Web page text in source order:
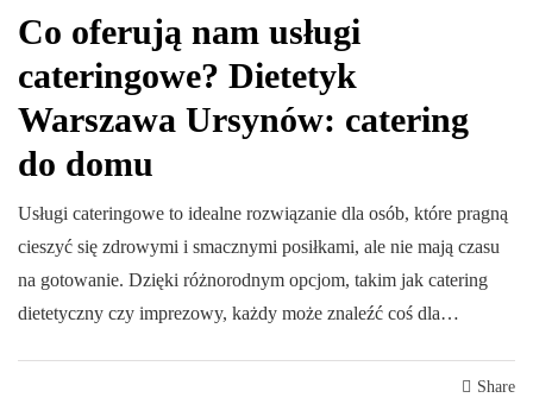
Co oferują nam usługi
cateringowe? Dietetyk
Warszawa Ursynów: catering
do domu
Usługi cateringowe to idealne rozwiązanie dla osób, które pragną
cieszyć się zdrowymi i smacznymi posiłkami, ale nie mają czasu
na gotowanie. Dzięki różnorodnym opcjom, takim jak catering
dietetyczny czy imprezowy, każdy może znaleźć coś dla…
Share